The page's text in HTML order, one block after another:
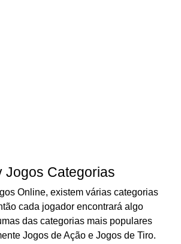
Jogos Categorias
Online, existem várias categorias
cada jogador encontrará algo
das categorias mais populares
Jogos de Ação e Jogos de Tiro.